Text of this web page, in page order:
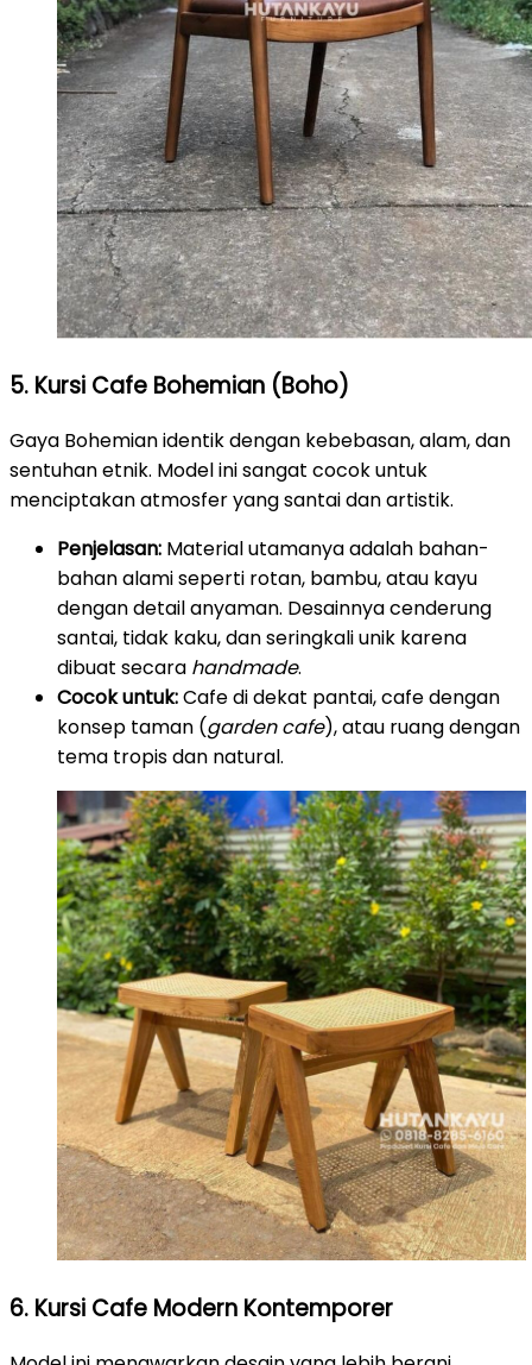
5. Kursi Cafe Bohemian (Boho)
Gaya Bohemian identik dengan kebebasan, alam, dan
sentuhan etnik. Model ini sangat cocok untuk
menciptakan atmosfer yang santai dan artistik.
Penjelasan: Material utamanya adalah bahan-
bahan alami seperti rotan, bambu, atau kayu
dengan detail anyaman. Desainnya cenderung
santai, tidak kaku, dan seringkali unik karena
dibuat secara handmade.
Cocok untuk:Cafe di dekat pantai, cafe dengan
konsep taman (garden cafe), atau ruang dengan
tema tropis dan natural.
6. Kursi Cafe Modern Kontemporer